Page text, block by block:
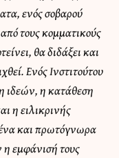
ενός σοβαρού
τους κομματικούς
θα διδάξει και
Ενός Ινστιτούτου
ιδεών, η κατάθεση
η ειλικρινής
και πρωτόγνωρα
η εμφάνισή τους